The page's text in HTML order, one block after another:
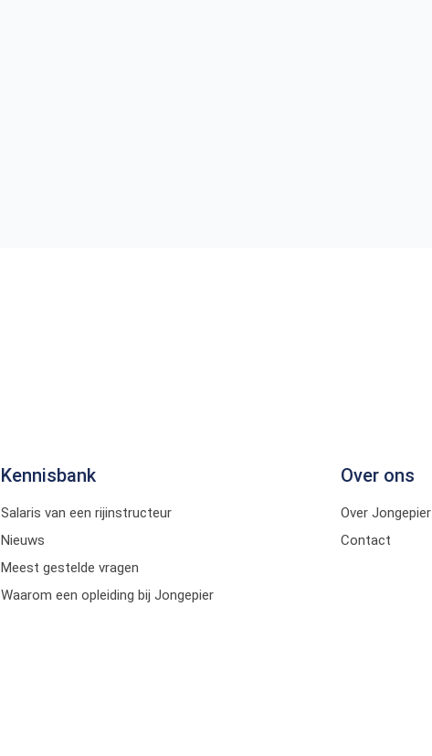
Kennisbank
Salaris van een rijinstructeur
Nieuws
Meest gestelde vragen
Waarom een opleiding bij Jongepier
Over ons
Over Jongepier
Contact